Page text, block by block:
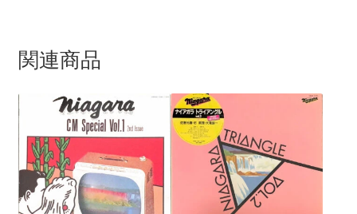
関連商品